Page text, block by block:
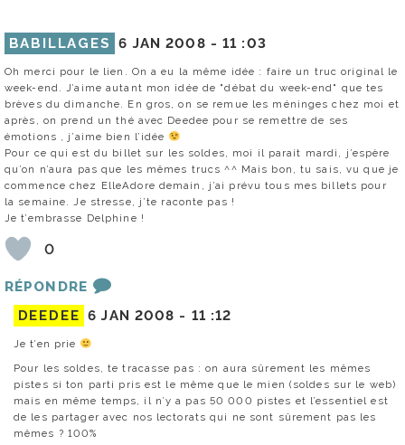
BABILLAGES 6 JAN 2008 -11 :03
Oh merci pour le lien. On a eu la même idée : faire un truc original le
week-end. J’aime autant mon idée de "débat du week-end" que tes
brèves du dimanche. En gros, on se remue les méninges chez moi et
après, on prend un thé avec Deedee pour se remettre de ses
émotions , j’aime bien l’idée
Pour ce qui est du billet sur les soldes, moi il parait mardi, j’espère
qu’on n’aura pas que les mêmes trucs ^^ Mais bon, tu sais, vu que je
commence chez ElleAdore demain, j’ai prévu tous mes billets pour
la semaine. Je stresse, j’te raconte pas !
Je t’embrasse Delphine !
0
RÉPONDRE
DEEDEE 6 JAN 2008 - 11 :12
Je t’en prie
Pour les soldes, te tracasse pas : on aura sûrement les mêmes
pistes si ton parti pris est le même que le mien (soldes sur le web)
mais en même temps, il n’y a pas 50 000 pistes et l’essentiel est
de les partager avec nos lectorats qui ne sont sûrement pas les
mêmes ? 100%